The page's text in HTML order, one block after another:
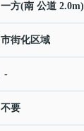
一方(南 公道 2.0m)
市街化区域
-
不要